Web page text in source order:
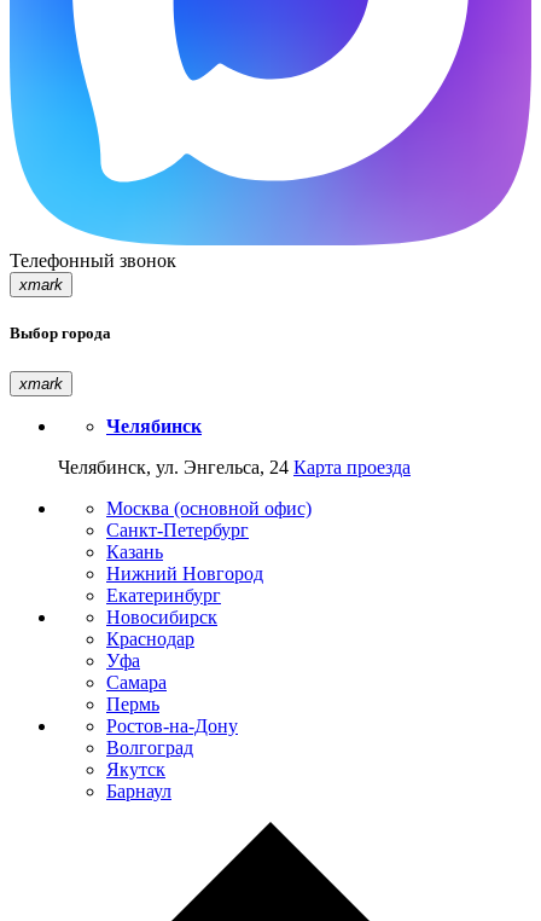
Телефонный звонок
xmark
Выбор города
xmark
Челябинск
Челябинск, ул. Энгельса, 24 Карта проезда
Москва (основной офис)
Санкт-Петербург
Казань
Нижний Новгород
Екатеринбург
Новосибирск
Краснодар
Уфа
Самара
Пермь
Ростов-на-Дону
Волгоград
Якутск
Барнаул